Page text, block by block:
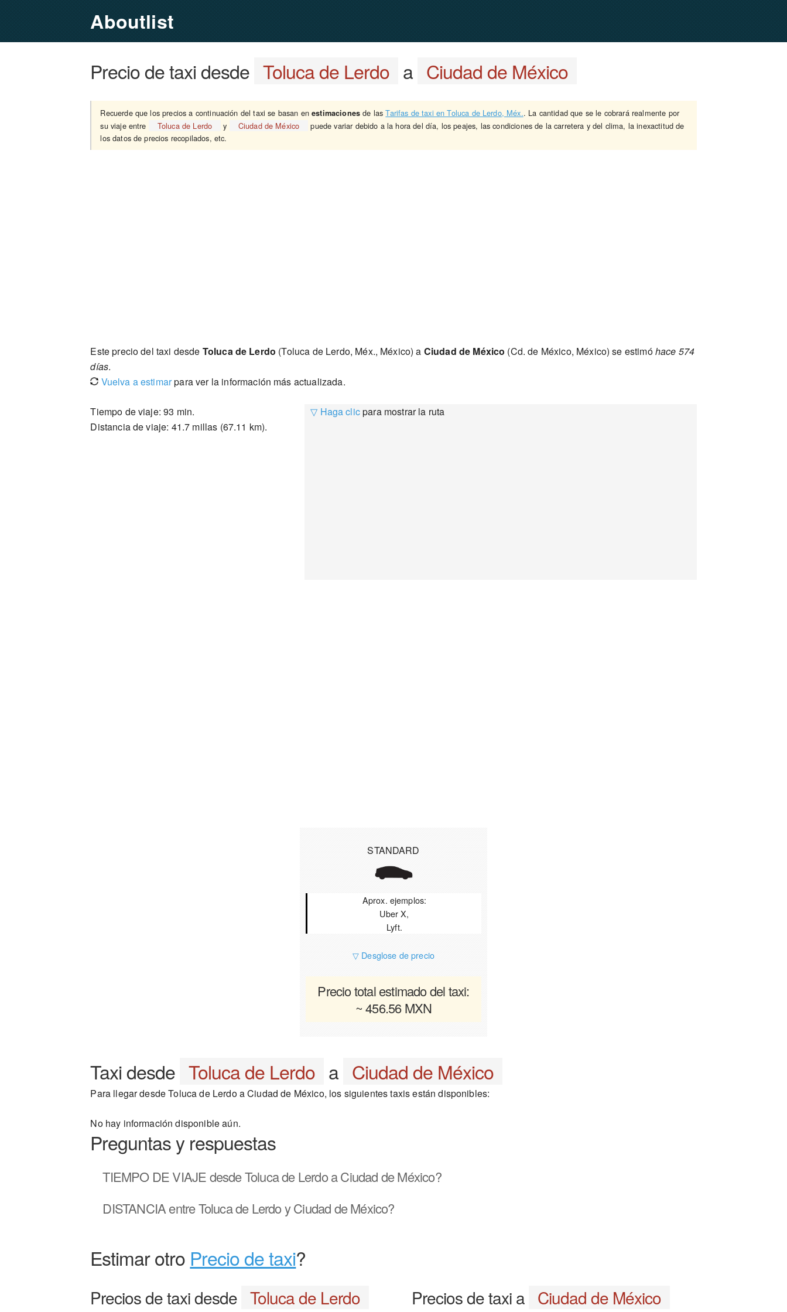
Aboutlist
Precio de taxi desde Toluca de Lerdo a Ciudad de México
Recuerde que los precios a continuación del taxi se basan enestimaciones de lasTarifas de taxi en Toluca de Lerdo, Méx.. La cantidad que se le cobrará realmente por
su viaje entre
Toluca de Lerdo y Ciudad de México
puede variar debido a la hora del día, los peajes, las condiciones de la carretera y del clima, la inexactitud de
los datos de precios recopilados, etc.
Este precio del taxi desde Toluca de Lerdo (Toluca de Lerdo, Méx., México) a Ciudad de México (Cd. de México, México) se estimóhace 574
días.
Vuelva a estimarpara ver la información más actualizada.
Tiempo de viaje: 93 min.
Distancia de viaje: 41.7 millas (67.11 km).
▽ Haga clicpara mostrar la ruta
STANDARD
Aprox. ejemplos:
Uber X,
Lyft.
▽ Desglose de precio
Precio total estimado del taxi:
~ 456.56 MXN
Taxi desde Toluca de Lerdo a Ciudad de México
Para llegar desde Toluca de Lerdo a Ciudad de México, los siguientes taxis están disponibles:
No hay información disponible aún.
Preguntas y respuestas
TIEMPO DE VIAJEdesde Toluca de Lerdo a Ciudad de México?
DISTANCIAentre Toluca de Lerdo y Ciudad de México?
Estimar otro Precio de taxi?
Precios de taxi desde Toluca de Lerdo Precios de taxi a Ciudad de México